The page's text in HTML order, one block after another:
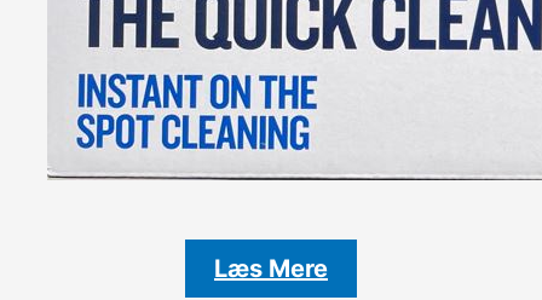
Læs Mere